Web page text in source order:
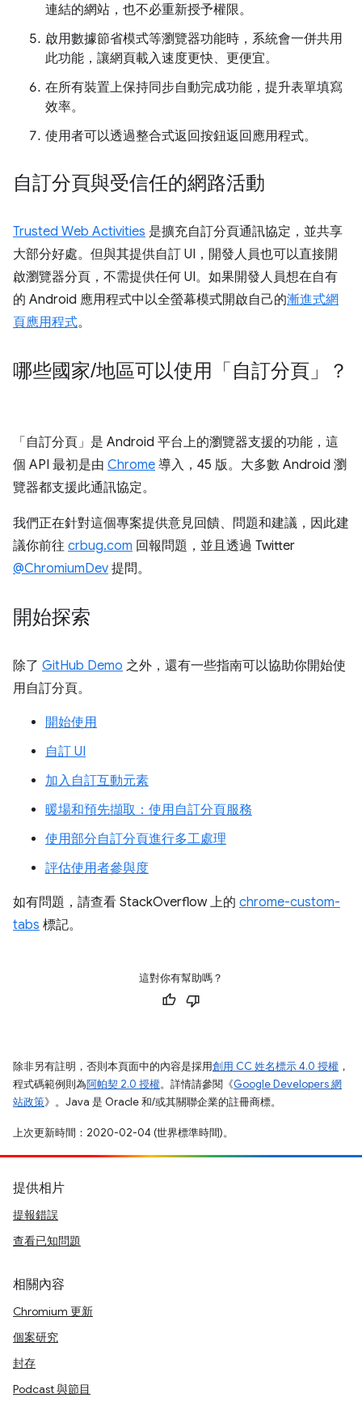
連結的網站，也不必重新授予權限。
啟用數據節省模式等瀏覽器功能時，系統會一併共用
此功能，讓網頁載入速度更快、更便宜。
在所有裝置上保持同步自動完成功能，提升表單填寫
效率。
使用者可以透過整合式返回按鈕返回應用程式。
自訂分頁與受信任的網路活動
Trusted Web Activities 是擴充自訂分頁通訊協定，並共享
大部分好處。但與其提供自訂 UI，開發人員也可以直接開
啟瀏覽器分頁，不需提供任何 UI。如果開發人員想在自有
的 Android 應用程式中以全螢幕模式開啟自己的漸進式網
頁應用程式。
哪些國家/地區可以使用「自訂分頁」？
「自訂分頁」是 Android 平台上的瀏覽器支援的功能，這
個 API 最初是由 Chrome 導入，45 版。大多數 Android 瀏
覽器都支援此通訊協定。
我們正在針對這個專案提供意見回饋、問題和建議，因此建
議你前往 crbug.com 回報問題，並且透過 Twitter
@ChromiumDev 提問。
開始探索
除了 GitHub Demo 之外，還有一些指南可以協助你開始使
用自訂分頁。
開始使用
自訂 UI
加入自訂互動元素
暖場和預先擷取：使用自訂分頁服務
使用部分自訂分頁進行多工處理
評估使用者參與度
如有問題，請查看 StackOverflow 上的 chrome-custom-
tabs 標記。
這對你有幫助嗎？
除非另有註明，否則本頁面中的內容是採用創用 CC 姓名標示 4.0 授權 ，
程式碼範例則為阿帕契 2.0 授權。詳情請參閱《Google Developers 網
站政策》。Java 是 Oracle 和/或其關聯企業的註冊商標。
上次更新時間：2020-02-04 (世界標準時間)。
提供相片
提報錯誤
查看已知問題
相關內容
Chromium 更新
個案研究
封存
Podcast 與節目